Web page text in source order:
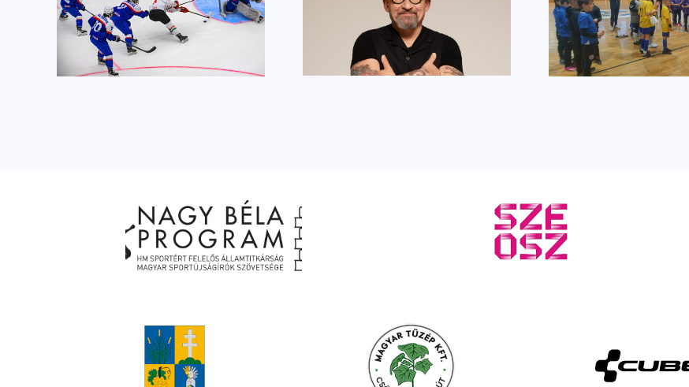
Igazi legenda a
Sportbál színpadán
Utánpótlás
focitornával nyitjuk
az évet
szelet